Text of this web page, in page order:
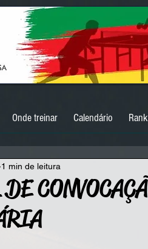
Onde treinar Calendário
1 min de leitura